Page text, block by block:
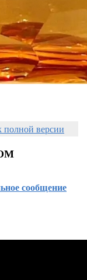
полной версии
сообщение